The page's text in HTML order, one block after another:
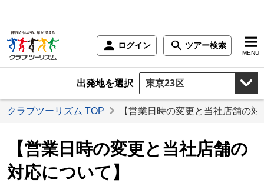
ログイン ツアー検索
MENU
出発地を選択
クラブツーリズム TOP 【営業日時の変更と当社店舗の
【営業日時の変更と当社店舗の
対応について】